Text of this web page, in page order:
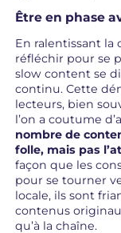
Être en phase
En ralentissant la
réfléchir pour se
slow content se
continu. Cette
lecteurs, bien
l’on a coutume
nombre de
folle, mais pas
façon que les
pour se tourner
locale, ils sont
contenus
qu’à la chaîne.